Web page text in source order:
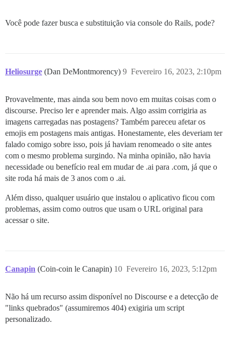
Você pode fazer busca e substituição via console do Rails, pode?
Heliosurge (Dan DeMontmorency) Fevereiro 16, 2023, 2:10pm
9
Provavelmente, mas ainda sou bem novo em muitas coisas com o
discourse. Preciso ler e aprender mais. Algo assim corrigiria as
imagens carregadas nas postagens? Também pareceu afetar os
emojis em postagens mais antigas. Honestamente, eles deveriam ter
falado comigo sobre isso, pois já haviam renomeado o site antes
com o mesmo problema surgindo. Na minha opinião, não havia
necessidade ou benefício real em mudar de .ai para .com, já que o
site roda há mais de 3 anos com o .ai.
Além disso, qualquer usuário que instalou o aplicativo ficou com
problemas, assim como outros que usam o URL original para
acessar o site.
Canapin (Coin-coin le Canapin) Fevereiro 16, 2023, 5:12pm
10
Não há um recurso assim disponível no Discourse e a detecção de
"links quebrados" (assumiremos 404) exigiria um script
personalizado.